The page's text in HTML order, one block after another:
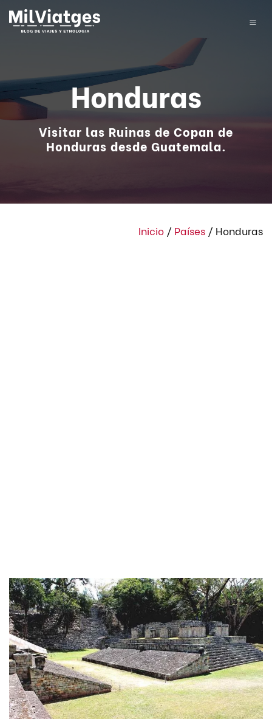
Honduras
Visitar las Ruinas de Copan de
Honduras desde Guatemala.
Inicio / Países / Honduras